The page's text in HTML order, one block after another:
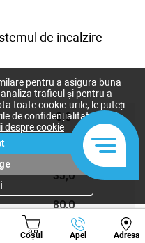
de incalzire
8,0
35,0
80,0
250,0
Coșul Apel Adresa
Viber Whatsapp
pentru a asigura buna
traficul și pentru a
toate cookie-urile, le puteți
de confidențialitate după
despre cookie